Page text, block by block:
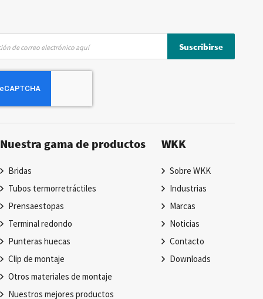
Suscribirse
Nuestra gama de productos
Bridas
Tubos termorretráctiles
Prensaestopas
Terminal redondo
Punteras huecas
Clip de montaje
Otros materiales de montaje
Nuestros mejores productos
WKK
Sobre WKK
Industrias
Marcas
Noticias
Contacto
Downloads